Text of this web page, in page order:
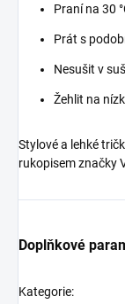
Praní na 30
Prát s
Nesušit v
Žehlit na
Stylové a lehké
rukopisem značky
Doplňkové
Kategorie: